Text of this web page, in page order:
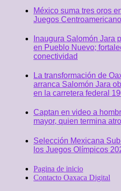
México suma tres oros
Juegos
Inaugura Salomón Jara
en Pueblo Nuevo;
conectividad
La transformación de
arranca Salomón Jara
en la carretera federal
Captan en video a
mayor, quien termina
Selección Mexicana
los Juegos Olímpicos
Pagina de inicio
Contacto Oaxaca Digital